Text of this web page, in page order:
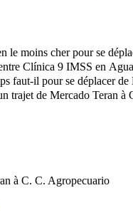
le moins cher pour se
de se déplacer
Clínica 9 IMSS en
Aguascalientes est à
faut-il pour se déplacer
pour se déplacer de
trajet de Mercado Teran à
à C. C. Agropecuario